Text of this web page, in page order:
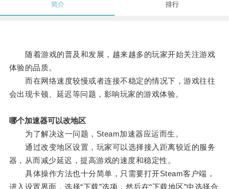
简介 排行
随着游戏的普及和发展，越来越多的玩家开始关注游戏
体验的品质。
而在网络速度较慢或者连接不稳定的情况下，游戏往往
会出现卡顿、延迟等问题，影响玩家的游戏体验。
哪个加速器可以改地区
为了解决这一问题，Steam加速器应运而生。
通过改变地区设置，玩家可以选择接入距离较近的服务
器，从而减少延迟，提高游戏的速度和稳定性。
具体操作方法也十分简单，只需要打开Steam客户端，
进入设置界面，选择“下载”选项，然后在“下载地区”中选择合